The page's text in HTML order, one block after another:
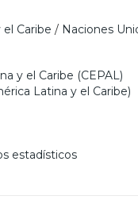
Caribe / Naciones
y el Caribe (CEPAL)
Latina y el Caribe)
estadísticos